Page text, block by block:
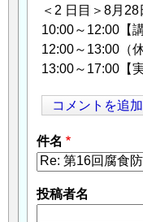
＜2 日目＞8月28
10:00～12:00【
12:00～13:00（休
13:00～17:00【
コメントを追加
件名
投稿者名